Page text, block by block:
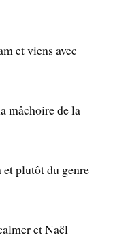
et viens avec
mâchoire de la
plutôt du genre
et Naël